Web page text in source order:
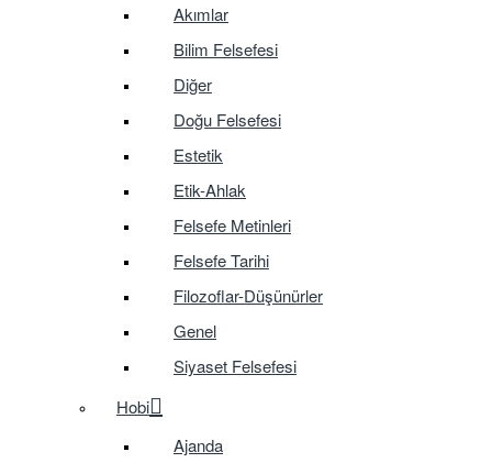
Akımlar
Bilim Felsefesi
Diğer
Doğu Felsefesi
Estetik
Etik-Ahlak
Felsefe Metinleri
Felsefe Tarihi
Filozoflar-Düşünürler
Genel
Siyaset Felsefesi
Hobi
Ajanda